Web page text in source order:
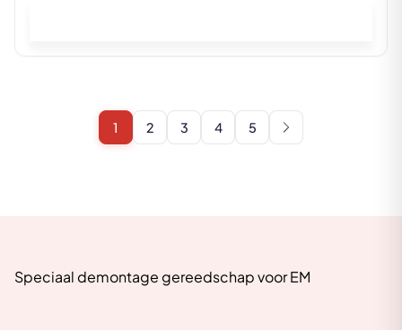
1 2 3 4 5
Speciaal demontage gereedschap voor EM